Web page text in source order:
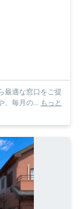
最適な窓口をご提
、毎月の... もっと